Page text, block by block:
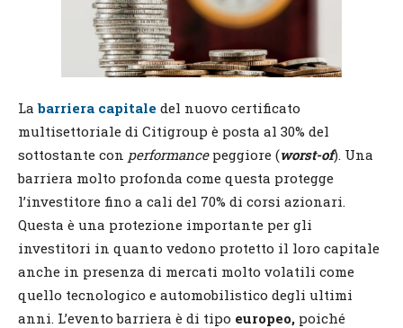
Labarriera capitale del nuovo certificato
multisettoriale di Citigroup è posta al 30% del
sottostante con performancepeggiore (worst-of). Una
barriera molto profonda come questa protegge
l’investitore fino a cali del 70% di corsi azionari.
Questa è una protezione importante per gli
investitori in quanto vedono protetto il loro capitale
anche in presenza di mercati molto volatili come
quello tecnologico e automobilistico degli ultimi
anni. L’evento barriera è di tipo europeo, poiché